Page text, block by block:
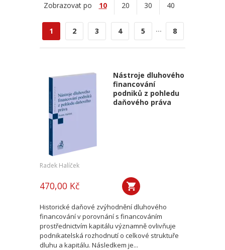
Zobrazovat po 10 20 30 40
1 2 3 4 5 ... 8
Nástroje dluhového
financování
podniků z pohledu
daňového práva
Radek Halíček
470,00 Kč
Historické daňové zvýhodnění dluhového
financování v porovnání s financováním
prostřednictvím kapitálu významně ovlivňuje
podnikatelská rozhodnutí o celkové struktuře
dluhu a kapitálu. Následkem je...